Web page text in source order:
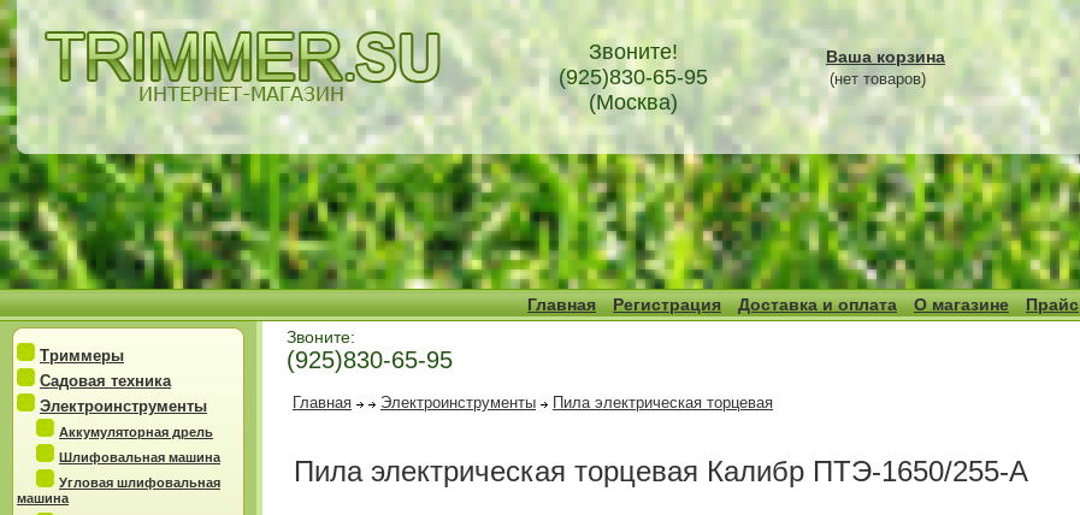
Звоните!
(925)830-65-95
(Москва)
Ваша корзина
(нет товаров)
Главная Регистрация Доставка и оплата О магазине Прайс
Триммеры
Садовая техника
Электроинструменты
Аккумуляторная дрель
Шлифовальная машина
Угловая шлифовальная
машина
Звоните:
(925)830-65-95
Главная Электроинструменты Пила электрическая торцевая
Пила электрическая торцевая Калибр ПТЭ-1650/255-А